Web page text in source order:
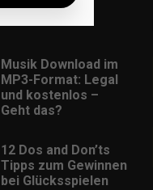
Musik Download im
MP3-Format: Legal
und kostenlos –
Geht das?
12 Dos and Don’ts
Tipps zum Gewinnen
bei Glücksspielen